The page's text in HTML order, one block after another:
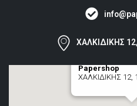
ΧΑΛΚΙΔΙΚΗΣ
Papershop
ΧΑΛΚΙΔΙΚΗΣ 12,